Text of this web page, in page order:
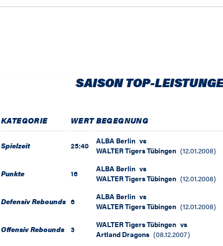
SAISON TOP-
KATEGORIE WERTBEGEGNUNG
Spielzeit 25:40 ALBA Berlin vs
WALTER Tigers Tübingen (12.01.2008)
Punkte 16 ALBA Berlin vs
WALTER Tigers Tübingen (12.01.2008)
Defensiv Rebounds 6 ALBA Berlin vs
WALTER Tigers Tübingen (12.01.2008)
Offensiv Rebounds 3 WALTER Tigers Tübingen vs
Artland Dragons (08.12.2007)